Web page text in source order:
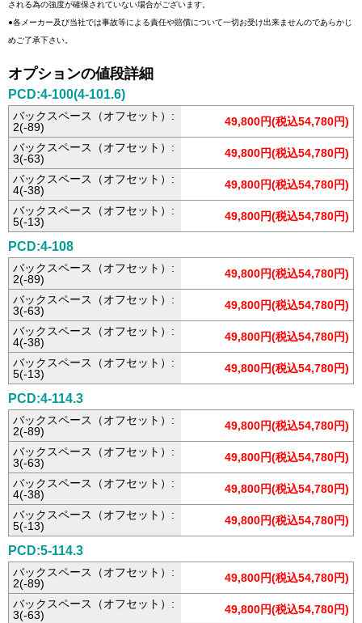
される為の強度が確保されていない場合がございます。
●各メーカー及び当社では事故等による責任や賠償について一切お受け出来ませんのであらかじ
めご了承下さい。
オプションの値段詳細
PCD:4-100(4-101.6)
バックスペース（オフセット）:
2(-89)
49,800円(税込54,780円)
バックスペース（オフセット）:
3(-63)
49,800円(税込54,780円)
バックスペース（オフセット）:
4(-38)
49,800円(税込54,780円)
バックスペース（オフセット）:
5(-13)
49,800円(税込54,780円)
PCD:4-108
バックスペース（オフセット）:
2(-89)
49,800円(税込54,780円)
バックスペース（オフセット）:
3(-63)
49,800円(税込54,780円)
バックスペース（オフセット）:
4(-38)
49,800円(税込54,780円)
バックスペース（オフセット）:
5(-13)
49,800円(税込54,780円)
PCD:4-114.3
バックスペース（オフセット）:
2(-89)
49,800円(税込54,780円)
バックスペース（オフセット）:
3(-63)
49,800円(税込54,780円)
バックスペース（オフセット）:
4(-38)
49,800円(税込54,780円)
バックスペース（オフセット）:
5(-13)
49,800円(税込54,780円)
PCD:5-114.3
バックスペース（オフセット）:
2(-89)
49,800円(税込54,780円)
バックスペース（オフセット）:
3(-63)
49,800円(税込54,780円)